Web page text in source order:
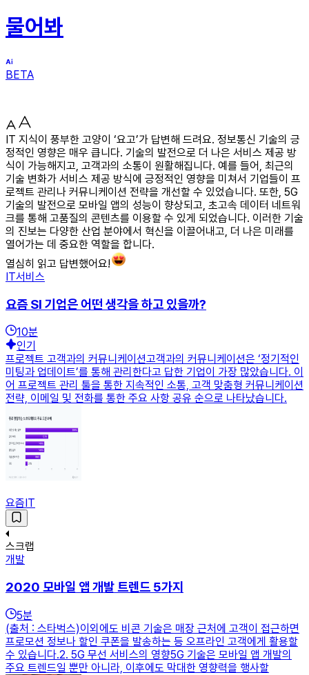
물어봐
BETA
IT 지식이 풍부한 고양이 ‘요고’가 답변해 드려요. 정보통신 기술의 긍
정적인 영향은 매우 큽니다. 기술의 발전으로 더 나은 서비스 제공 방
식이 가능해지고, 고객과의 소통이 원활해집니다. 예를 들어, 최근의
기술 변화가 서비스 제공 방식에 긍정적인 영향을 미쳐서 기업들이 프
로젝트 관리나 커뮤니케이션 전략을 개선할 수 있었습니다. 또한, 5G
기술의 발전으로 모바일 앱의 성능이 향상되고, 초고속 데이터 네트워
크를 통해 고품질의 콘텐츠를 이용할 수 있게 되었습니다. 이러한 기술
의 진보는 다양한 산업 분야에서 혁신을 이끌어내고, 더 나은 미래를
열어가는 데 중요한 역할을 합니다.
열심히 읽고 답변했어요!
IT서비스
요즘 SI 기업은 어떤 생각을 하고 있을까?
10분
인기
프로젝트 고객과의 커뮤니케이션고객과의 커뮤니케이션은 ‘정기적인
미팅과 업데이트’를 통해 관리한다고 답한 기업이 가장 많았습니다. 이
어 프로젝트 관리 툴을 통한 지속적인 소통, 고객 맞춤형 커뮤니케이션
전략, 이메일 및 전화를 통한 주요 사항 공유 순으로 나타났습니다.
요즘IT
스크랩
개발
2020 모바일 앱 개발 트렌드 5가지
5분
(출처 : 스타벅스)이외에도 비콘 기술은 매장 근처에 고객이 접근하면
프로모션 정보나 할인 쿠폰을 발송하는 등 오프라인 고객에게 활용할
수 있습니다.2. 5G 무선 서비스의 영향5G 기술은 모바일 앱 개발의
주요 트렌드일 뿐만 아니라, 이후에도 막대한 영향력을 행사할